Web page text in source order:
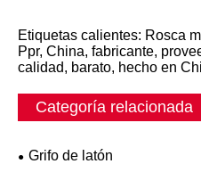
Etiquetas calientes: Rosca
Ppr, China, fabricante,
calidad, barato, hecho en
Categoría relacionada
Grifo de latón